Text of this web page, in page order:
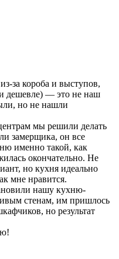
за короба и выступов,
дешевле) — это не наш
но не нашли
мы решили делать
замерщика, он все
именно такой, как
окончательно. Не
но кухня идеально
мне нравится.
нашу кухню-
стенам, им пришлось
но результат